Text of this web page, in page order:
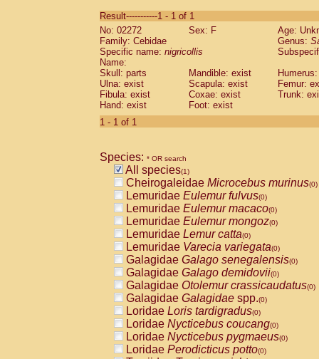
CebidaeSaguinus labiatus(0)
Cebidae Saguinus leucopus (0)
Cebidae
CebidaeSaguinus mystax
Cebidae Saguinus nigricollis (1)
Cebidae Saguinus oedipus
Cebidae Saguinus weddelli
Cebidae Saguinusspp.
Cebidae
CebidaeCebus capucinus
CebidaeCebus nigrivittatus
CebidaeCebus spp.(0)
CebidaeSaimiri boliviensis(0)
CebidaeSaimiri sciureus(0)
AtelidaeAlouatta caraya(0)
AtelidaeAlouatta fusca(0)
AtelidaeAlouatta seniculus(0)
AtelidaeAlouattaspp.(0)
AtelidaeAteles belzebuth(0)
AtelidaeAteles geoffroyi(0)
AtelidaeAteles paniscus(0)
AtelidaeAtelesspp.(0)
AtelidaeLagothrix lagothricha(0)
AtelidaeLagothrix lagothricha cana
PitheciidaeCacajao calvus
Result-----------1 - 1 of 1
No: 02272
Sex: F
Age:
Family: Cebidae
Genus:
Specific name: nigricollis
Name:
Skull: parts
Mandible: exist
Ulna: exist
Scapula: exist
Femur:
Fibula: exist
Coxae: exist
Trunk:
Hand: exist
Foot: exist
1 - 1 of 1
Species: * OR search
All species(1)
Cheirogaleidae Microcebus murinus(0)
Lemuridae Eulemur fulvus(0)
Lemuridae Eulemur macaco(0)
Lemuridae Eulemur mongoz(0)
Lemuridae Lemur catta(0)
Lemuridae Varecia variegata(0)
Galagidae Galago senegalensis(0)
Galagidae Galago demidovii(0)
Galagidae Otolemur crassicaudatus(0)
Galagidae Galagidae spp.(0)
Loridae Loris tardigradus(0)
Loridae Nycticebus coucang(0)
Loridae Nycticebus pygmaeus(0)
Loridae Perodicticus potto(0)